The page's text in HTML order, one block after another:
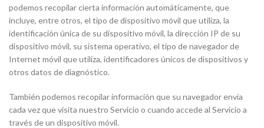
podemos recopilar cierta información automáticamente, que
incluye, entre otros, el tipo de dispositivo móvil que utiliza, la
identificación única de su dispositivo móvil, la dirección IP de su
dispositivo móvil, su sistema operativo, el tipo de navegador de
Internet móvil que utiliza, identificadores únicos de dispositivos y
otros datos de diagnóstico.
También podemos recopilar información que su navegador envía
cada vez que visita nuestro Servicio o cuando accede al Servicio a
través de un dispositivo móvil.